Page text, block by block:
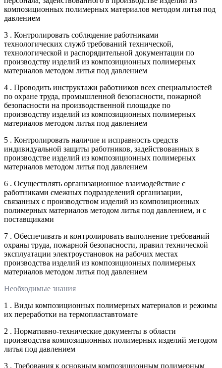
композиционных полимерных материалов методом литья под
давлением
3 . Контролировать соблюдение работниками
технологических служб требований технической,
технологической и распорядительной документации по
производству изделий из композиционных полимерных
материалов методом литья под давлением
4 . Проводить инструктажи работников всех специальностей
по охране труда, промышленной безопасности, пожарной
безопасности на производственной площадке по
производству изделий из композиционных полимерных
материалов методом литья под давлением
5 . Контролировать наличие и исправность средств
индивидуальной защиты работников, задействованных в
производстве изделий из композиционных полимерных
материалов методом литья под давлением
6 . Осуществлять организационное взаимодействие с
работниками смежных подразделений организации,
связанных с производством изделий из композиционных
полимерных материалов методом литья под давлением, и с
поставщиками
7 . Обеспечивать и контролировать выполнение требований
охраны труда, пожарной безопасности, правил технической
эксплуатации электроустановок на рабочих местах
производства изделий из композиционных полимерных
материалов методом литья под давлением
Необходимые знания
1 . Виды композиционных полимерных материалов и режимы
их переработки на термопластавтомате
2 . Нормативно-технические документы в области
производства композиционных полимерных изделий методом
литья под давлением
3 . Требования к основным композиционным полимерным